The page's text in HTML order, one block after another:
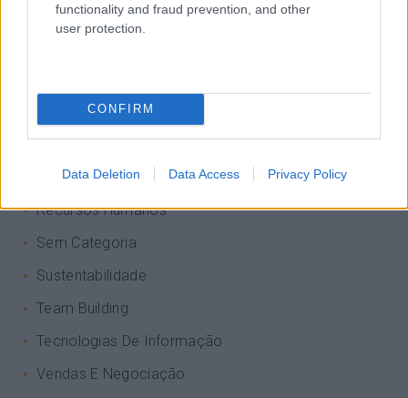
functionality and fraud prevention, and other
user protection.
CONFIRM
Data Deletion Data Access Privacy Policy
Keep In Mind
Perspetivas
Pessoas
PORTO RH MEETING
Recursos Humanos
Sem Categoria
Sustentabilidade
Team Building
Tecnologias De Informação
Vendas E Negociação